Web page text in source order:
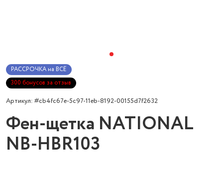
РАССРОЧКА на ВСЁ
300 бонусов за отзыв
Артикул: #cb4fc67e-5c97-11eb-8192-00155d7f2632
Фен-щетка NATIONAL
NB-HBR103